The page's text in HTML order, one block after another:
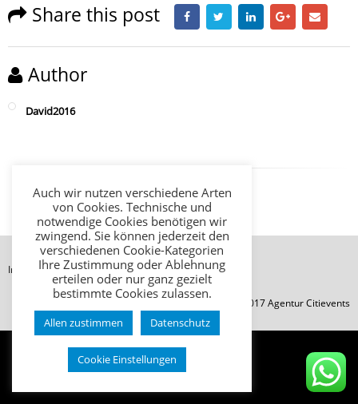
Share this post
Author
David2016
Impressum Datenschutz AGB
© Copyright 2017 Agentur Citievents
Auch wir nutzen verschiedene Arten
von Cookies. Technische und
notwendige Cookies benötigen wir
zwingend. Sie können jederzeit den
verschiedenen Cookie-Kategorien
Ihre Zustimmung oder Ablehnung
erteilen oder nur ganz gezielt
bestimmte Cookies zulassen.
Allen zustimmen Datenschutz
Cookie Einstellungen